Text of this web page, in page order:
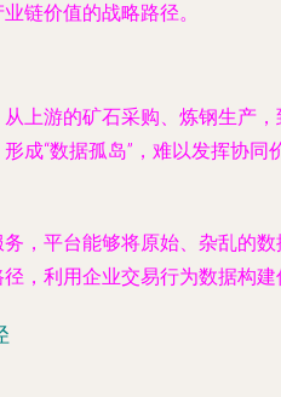
链价值的战略路径。
上游的矿石采购、炼钢生产
成“数据孤岛”，难以发挥协
，平台能够将原始、杂乱的
，利用企业交易行为数据构